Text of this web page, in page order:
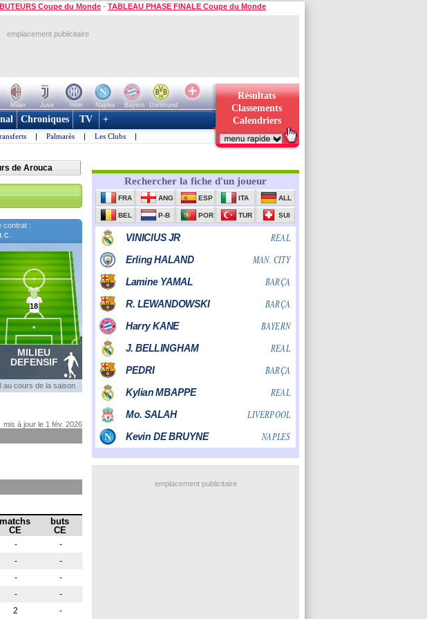
Coupe du Monde - TABLEAU PHASE FINALE Coupe du Monde
emplacement publicitaire
Milan Juve Inter Naples Bayern
Dortmund
Résultats
Classements
Calendriers
Chroniques TV +
| Palmarès | Les Clubs |
de Arouca
contrat :
18
MILIEU
DEFENSIF
au cours de la saison
mis à jour le 1 fév. 2026
matchs
CE
buts
CE
-
-
-
-
-
-
-
-
2
-
emplacement publicitaire